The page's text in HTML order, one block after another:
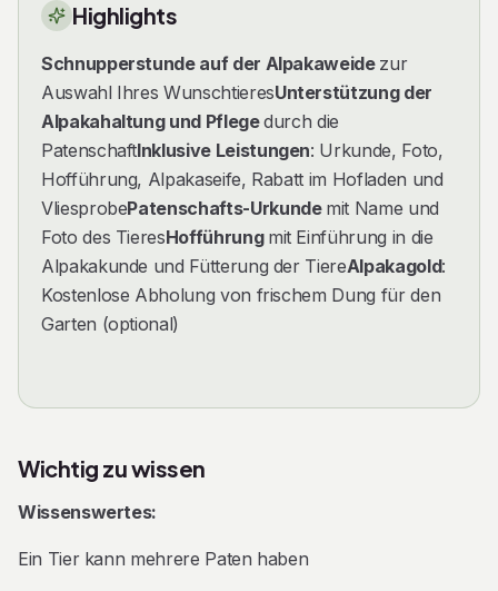
Darüber hinaus ermöglicht Dir eine
Patenschaftauch Einblicke hinter die Kulissen unseres
Alpakahofes. Du erfährst Wissenswertes über die
Haltung, Pflege und Eigenarten der Tiere und kannst an
exklusiven Führungen und Veranstaltungen teilnehmen.
Sichere Dir jetzt DeineAlpaka-Patenschaftund tauche
ein in die faszinierende Welt dieser einzigartigen Tiere.
Eine ideale Geschenkidee für alle Tierliebhaber und
Naturliebhaber!
Patenschaftohne die tägliche Verantwortung. Wir
erworben!
Highlights
Schnupperstunde auf der Alpakaweide zur
Auswahl Ihres WunschtieresUnterstützung der
Alpakahaltung und Pflegedurch die
PatenschaftInklusive Leistungen: Urkunde, Foto,
Hofführung, Alpakaseife, Rabatt im Hofladen und
VliesprobePatenschafts-Urkunde mit Name und
Foto des TieresHofführung mit Einführung in die
Alpakakunde und Fütterung der TiereAlpakagold:
Kostenlose Abholung von frischem Dung für den
Garten (optional)
Wichtig zu wissen
Wissenswertes:
Ein Tier kann mehrere Paten haben